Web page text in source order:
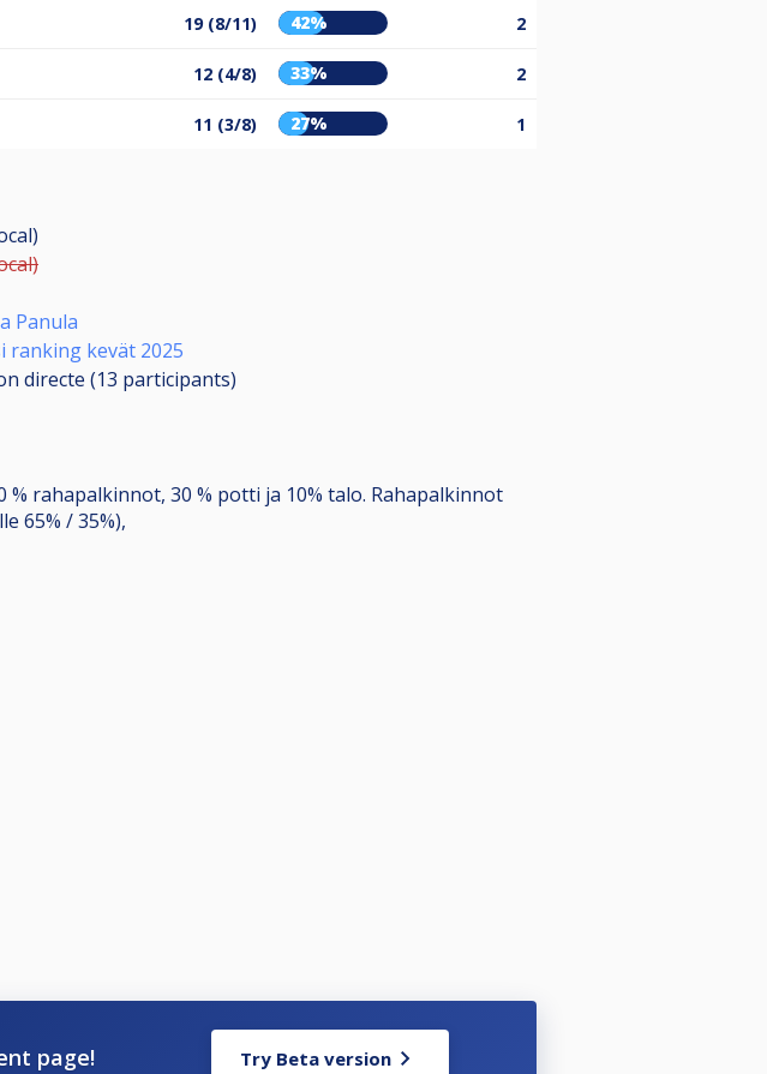
19 (8/11) 42% 2
12 (4/8) 33% 2
11 (3/8) 27% 1
Panula
ranking kevät 2025
directe (13 participants)
rahapalkinnot, 30 % potti ja 10% talo. Rahapalkinnot
65% / 35%),
page! Try Beta version